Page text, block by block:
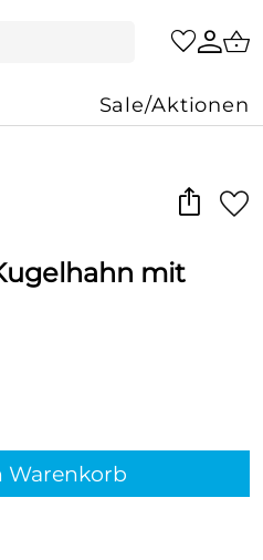
Sale/Aktionen
mit
Warenkorb